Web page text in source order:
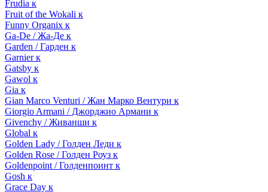
Frudia к
Fruit of the Wokali к
Funny Organix к
Ga-De / Жа-Де к
Garden / Гарден к
Garnier к
Gatsby к
Gawol к
Gia к
Gian Marco Venturi / Жан Марко Вентури к
Giorgio Armani / Джорджио Армани к
Givenchy / Живанши к
Global к
Golden Lady / Голден Леди к
Golden Rose / Голден Роуз к
Goldenpoint / Голденпоинт к
Gosh к
Grace Day к